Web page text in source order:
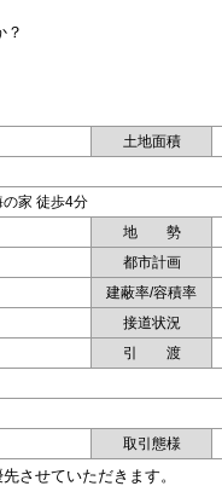
土地面積
家 徒歩4分
地 勢
都市計画
建蔽率/容積率
接道状況
引 渡
取引態様
させていただきます。